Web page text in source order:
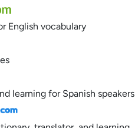
English vocabulary
learning for Spanish speakers